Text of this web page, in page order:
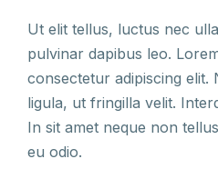
Ut elit tellus, luctus nec
pulvinar dapibus leo.
consectetur adipiscing elit.
ligula, ut fringilla velit.
In sit amet neque non
eu odio.